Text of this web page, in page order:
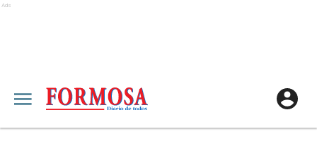
Ads